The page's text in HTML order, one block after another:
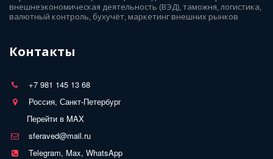
внешнеэкономическая деятельность (ВЭД), таможня, логистика,
валютный контроль, бухучёт, маркетинг внешних рынков
Контакты
+7 981 145 13 68
Россия, Санкт-Петербург
Перейти в MAX
sferaved@mail.ru
Telegram, Max, WhatsApp